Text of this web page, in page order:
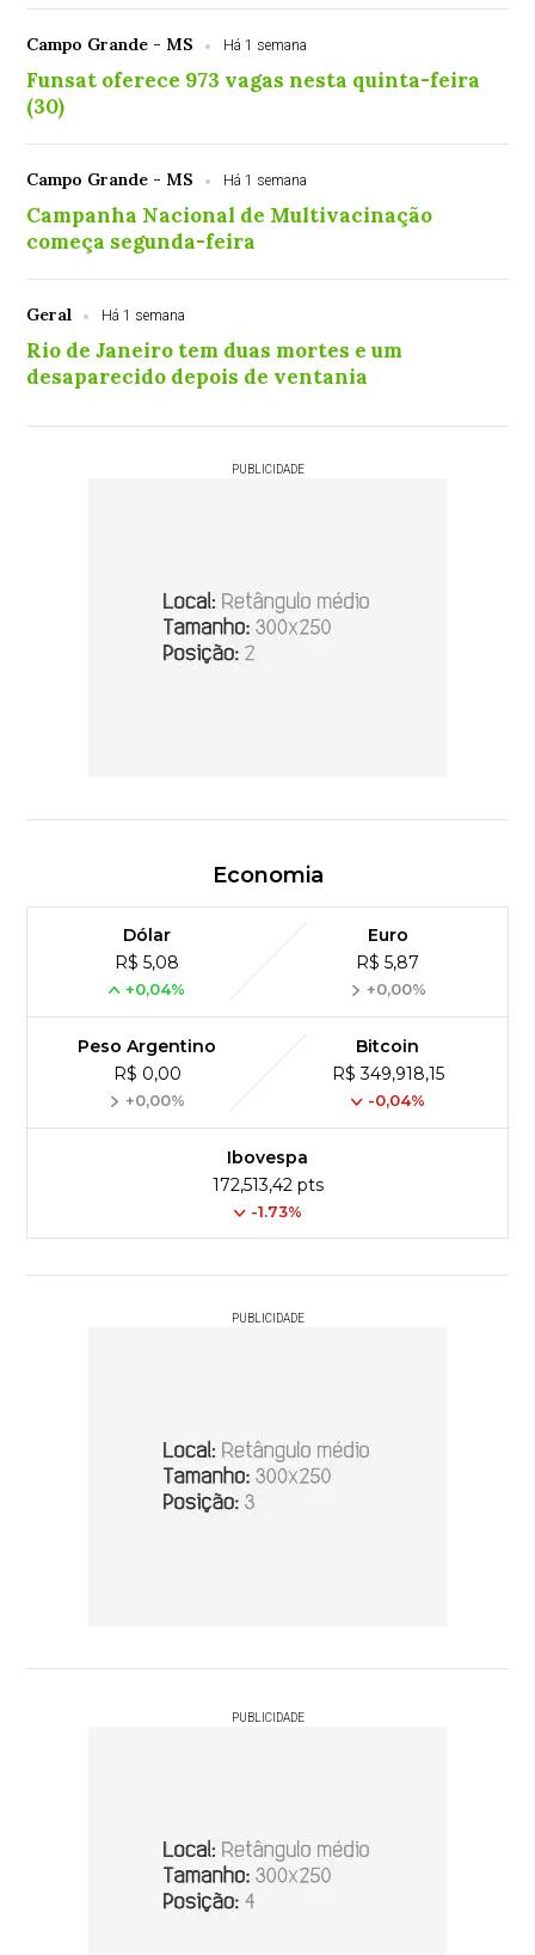
Campo Grande - MS Há 1 semana
Funsat oferece 973 vagas nesta quinta-feira
(30)
Campo Grande - MS Há 1 semana
Campanha Nacional de Multivacinação
começa segunda-feira
Geral Há 1 semana
Rio de Janeiro tem duas mortes e um
desaparecido depois de ventania
PUBLICIDADE
Economia
Dólar
R$ 5,08
+0,04%
Euro
R$ 5,87
+0,00%
Peso Argentino
R$ 0,00
+0,00%
Bitcoin
R$ 349,918,15
-0,04%
Ibovespa
172,513,42 pts
-1.73%
PUBLICIDADE
PUBLICIDADE